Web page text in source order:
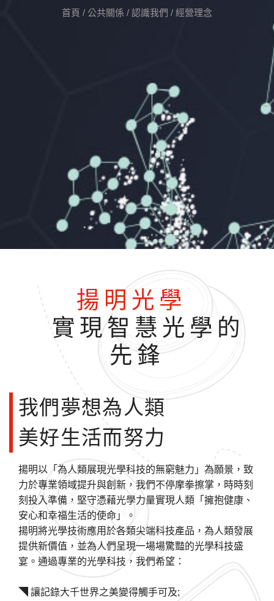
首頁 / 公共關係 / 認識我們 / 經營理念
揚明光學
實現智慧光學的
先鋒
我們夢想為人類
美好生活而努力
揚明以「為人類展現光學科技的無窮魅力」為願景，致
力於專業領域提升與創新，我們不停摩拳擦掌，時時刻
刻投入準備，堅守憑藉光學力量實現人類「擁抱健康、
安心和幸福生活的使命」。
揚明將光學技術應用於各類尖端科技產品，為人類發展
提供新價值，並為人們呈現一場場驚豔的光學科技盛
宴。通過專業的光學科技，我們希望：
◥ 讓記錄大千世界之美變得觸手可及;